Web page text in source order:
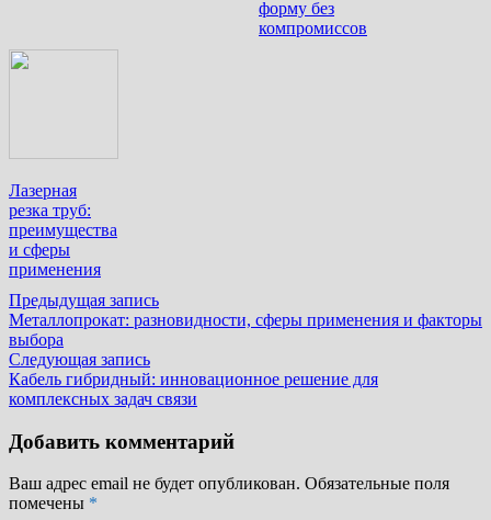
форму без
компромиссов
Лазерная
резка труб:
преимущества
и сферы
применения
Навигация
по
записям
Предыдущая записьПредыдущая
запись:
Металлопрокат: разновидности, сферы применения и факторы
выбора
Следующая записьСледующая
запись:
Кабель гибридный: инновационное решение для
комплексных задач связи
Добавить комментарий
Ваш адрес email не будет опубликован. Обязательные поля
помечены *